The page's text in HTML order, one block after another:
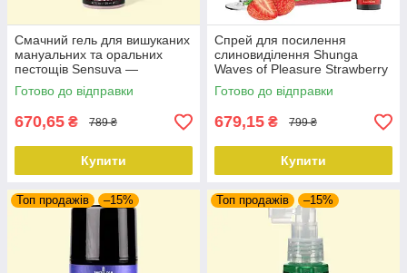
Смачний гель для вишуканих
мануальних та оральних
пестощів Sensuva —
Handipop Strawberry (125 мл)
Готово до відправки
670,65 ₴ 789 ₴
Купити
Спрей для посилення
слиновиділення Shunga
Waves of Pleasure Strawberry
Sparkling Wine
Готово до відправки
679,15 ₴ 799 ₴
Купити
Топ продажів –15% Топ продажів –15%